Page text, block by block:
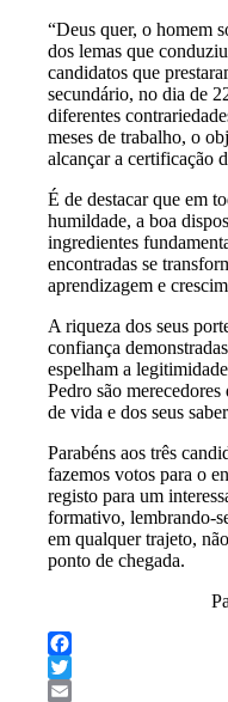
“Deus quer, o homem
dos lemas que
candidatos que
secundário, no dia de
diferentes
meses de trabalho, o
alcançar a certificação
É de destacar que em
humildade, a boa
ingredientes
encontradas se
aprendizagem e
A riqueza dos seus
confiança
espelham a
Pedro são
de vida e dos seus
Parabéns aos três
fazemos votos para o
registo para um
formativo, lembrando-
em qualquer trajeto,
ponto de chegada.
Facebook
Twitter